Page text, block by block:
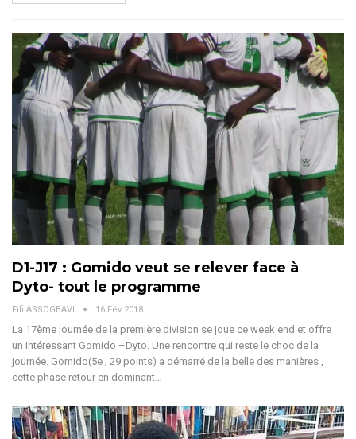
D1-J17 : Gomido veut se relever face à
Dyto- tout le programme
Fifi ASSOGBAVI 16 Fév 2018
La 17ème journée de la première division se joue ce week end et offre
un intéressant Gomido –Dyto. Une rencontre qui reste le choc de la
journée. Gomido(5e ; 29 points) a démarré de la belle des manières ,
cette phase retour en dominant…